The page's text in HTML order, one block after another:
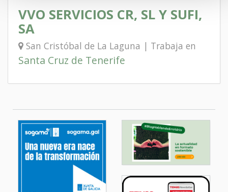
VVO SERVICIOS CR, SL Y SUFI,
SA
San Cristóbal de La Laguna | Trabaja en
Santa Cruz de Tenerife